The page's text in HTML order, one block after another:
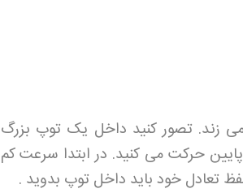
زند. تصور کنید داخل یک توپ بزرگ
حرکت می کنید. در ابتدا سرعت کم
تعادل خود باید داخل توپ بدوید .